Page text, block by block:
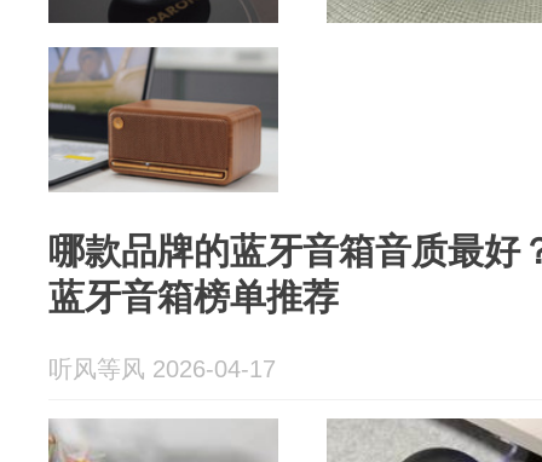
哪款品牌的蓝牙音箱音质最好
蓝牙音箱榜单推荐
听风等风 2026-04-17